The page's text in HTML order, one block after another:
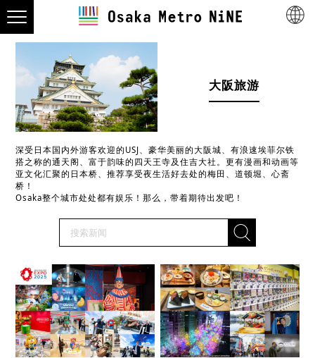
大阪旅游
深受日本国内外游客欢迎的USJ、豪华美丽的大阪城、有浪速埃菲尔铁
搭之称的通天阁、富于韵味的四天王寺及住吉大社。更有漫画和动画等
亚文化汇聚的日本桥、推荐享受夜生活好去处的梅田、道顿堀、心斋
桥！
Osaka整个城市处处都有娱乐！那么，带着期待出发吧！